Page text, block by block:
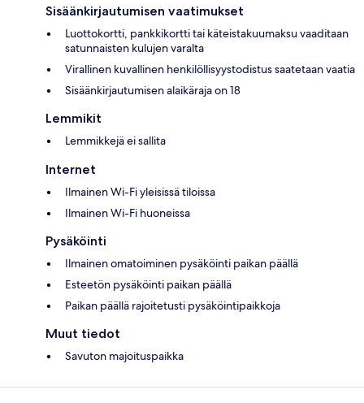
Sisäänkirjautumisen vaatimukset
Luottokortti, pankkikortti tai käteistakuumaksu vaaditaan
satunnaisten kulujen varalta
Virallinen kuvallinen henkilöllisyystodistus saatetaan vaatia
Sisäänkirjautumisen alaikäraja on 18
Lemmikit
Lemmikkejä ei sallita
Internet
Ilmainen Wi-Fi yleisissä tiloissa
Ilmainen Wi-Fi huoneissa
Pysäköinti
Ilmainen omatoiminen pysäköinti paikan päällä
Esteetön pysäköinti paikan päällä
Paikan päällä rajoitetusti pysäköintipaikkoja
Muut tiedot
Savuton majoituspaikka